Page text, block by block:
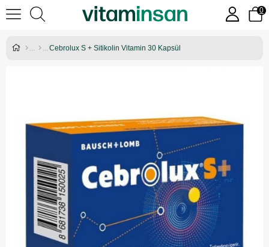
0
Cebrolux S + Sitikolin Vitamin 30 Kapsül